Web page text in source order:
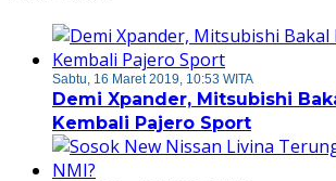
Sabtu, 16 Maret 2019, 10:53 WITA
Demi Xpander, Mitsubishi
Kembali Pajero Sport